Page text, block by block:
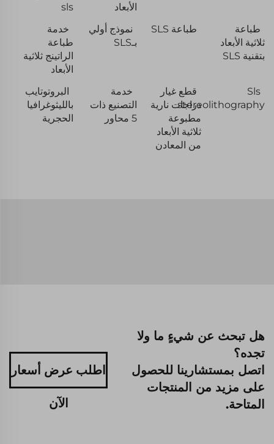
الأبعاد
sls
طباعة
ثلاثية الأبعاد
بتقنية SLS
طباعة SLS
نموذج أولي
بـSLS
خدمة
طباعة
الراتينج ثلاثية
الأبعاد
Sls
stereolithography
قطع غيار
دراجات نارية
مطبوعة
ثلاثية الأبعاد
من المعادن
خدمة
التصنيع ذات
5 محاور
البروتوتايب
بالليثوغرافيا
الحجرية
هل تبحث عن شيءٍ ما ولا
تجده؟
اتصل بمستشارينا للحصول
على مزيد من المنتجات
المتاحة.
اطلب عرض أسعار
الآن